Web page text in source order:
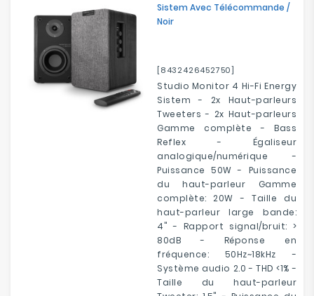
Electroménager
Bureautique
Réseau
Sistem Avec Télécommande /
Noir
[8432426452750]
Studio Monitor 4 Hi-Fi Energy
Sistem - 2x Haut-parleurs
Tweeters - 2x Haut-parleurs
Gamme complète - Bass
Reflex - Égaliseur
analogique/numérique -
Puissance 50W - Puissance
du haut-parleur Gamme
complète: 20W - Taille du
haut-parleur large bande:
4" - Rapport signal/bruit: >
80dB - Réponse en
fréquence: 50Hz~18kHz -
Système audio 2.0 - THD <1% -
Taille du haut-parleur